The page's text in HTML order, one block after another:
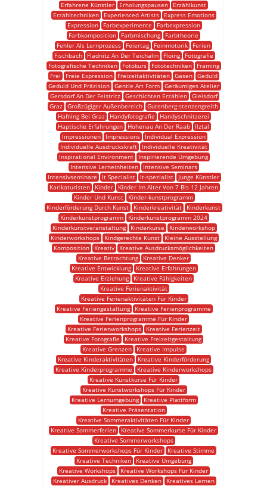
Erfahrene Künstler
Erholungspausen
Erzählkunst
Erzähltechniken
Experienced Artists
Express Emotions
Expression
Farbexperimente
Farbexpression
Farbkomposition
Farbmischung
Farbtheorie
Fehler Als Lernprozess
Feiertag Feinmotorik
Ferien
Fischbach
Fladnitz An Der Teichalm Floing
Fotografie
Fotografische Techniken
Fotokurs Fototechniken
Framing
Frei
Freie Expression Freizeitaktivitäten Gasen
Geduld
Geduld Und Präzision
Gentle Art Form
Geräumiges Atelier
Gersdorf An Der Feistritz
Geschichten Erzählen
Gleisdorf
Graz
Großzügiger Außenbereich
Gutenberg-stenzengreith
Hafning Bei Graz
Handyfotografie
Handyschnitzerei
Haptische Erfahrungen
Hohenau An Der Raab
Ilztal
Impressionen
Impressions
Individual Expression
Individuelle Ausdruckskraft
Individuelle Kreativität
Inspirational Environment
Inspirierende Umgebung
Intensive Lerneinheiten
Intensive Seminars
Intensivseminare
It Specialist It-spezialist
Junge Künstler
Karikaturisten
Kinder
Kinder Im Alter Von 7 Bis 12 Jahren
Kinder Und Kunst
Kinder-kunstprogramm
Kinderförderung Durch Kunst
Kinderkreativität
Kinderkunst
Kinderkunstprogramm
Kinderkunstprogramm 2024
Kinderkunstveranstaltung
Kinderkurse
Kinderworkshop
Kinderworkshops
Kindgerechte Kunst
Kleine Ausstellung
Komposition
Kreativ
Kreative Ausdrucksmöglichkeiten
Kreative Betrachtung
Kreative Denker
Kreative Entwicklung
Kreative Erfahrungen
Kreative Erziehung
Kreative Fähigkeiten
Kreative Ferienaktivität
Kreative Ferienaktivitäten Für Kinder
Kreative Feriengestaltung
Kreative Ferienprogramme
Kreative Ferienprogramme Für Kinder
Kreative Ferienworkshops
Kreative Ferienzeit
Kreative Fotografie
Kreative Freizeitgestaltung
Kreative Grenzen
Kreative Impulse
Kreative Kinderaktivitäten
Kreative Kinderförderung
Kreative Kinderprogramme
Kreative Kinderworkshops
Kreative Kunstkurse Für Kinder
Kreative Kunstworkshops Für Kinder
Kreative Lernumgebung
Kreative Plattform
Kreative Präsentation
Kreative Sommeraktivitäten Für Kinder
Kreative Sommerferien
Kreative Sommerkurse Für Kinder
Kreative Sommerworkshops
Kreative Sommerworkshops Für Kinder
Kreative Stimme
Kreative Techniken
Kreative Umgebung
Kreative Workshops
Kreative Workshops Für Kinder
Kreativer Ausdruck
Kreatives Denken Kreatives Lernen